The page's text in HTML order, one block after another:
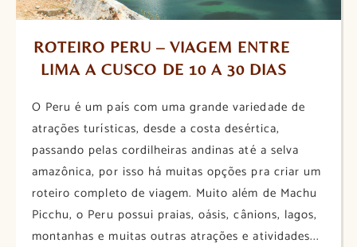
ROTEIRO PERU – VIAGEM ENTRE
LIMA A CUSCO DE 10 A 30 DIAS
O Peru é um país com uma grande variedade de
atrações turísticas, desde a costa desértica,
passando pelas cordilheiras andinas até a selva
amazônica, por isso há muitas opções pra criar um
roteiro completo de viagem. Muito além de Machu
Picchu, o Peru possui praias, oásis, cânions, lagos,
montanhas e muitas outras atrações e atividades...